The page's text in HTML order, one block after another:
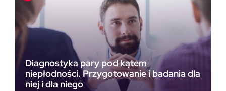
Diagnostyka pary pod kątem
niepłodności. Przygotowanie i badania dla
niej i dla niego